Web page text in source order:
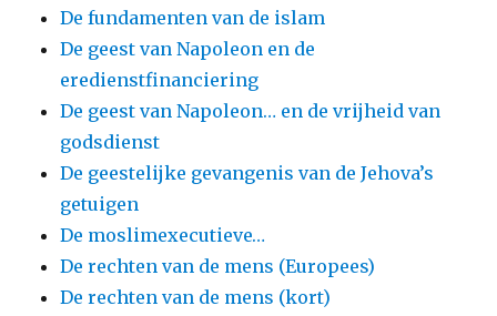
De fundamenten van de islam
De geest van Napoleon en de
eredienstfinanciering
De geest van Napoleon… en de vrijheid van
godsdienst
De geestelijke gevangenis van de Jehova’s
getuigen
De moslimexecutieve…
De rechten van de mens (Europees)
De rechten van de mens (kort)